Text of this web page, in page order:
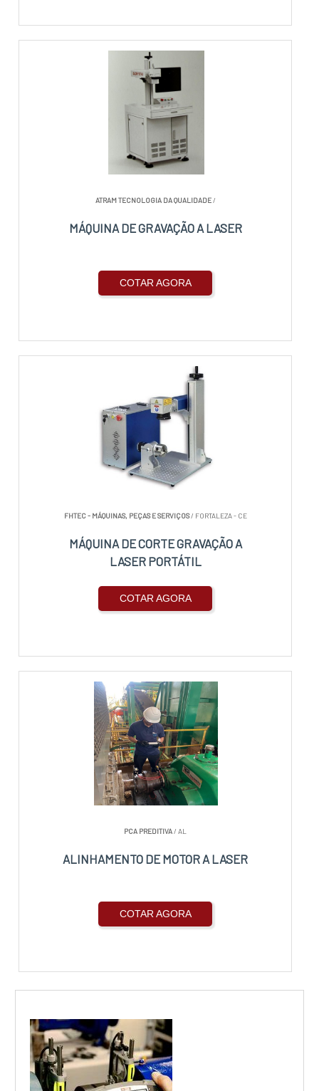
ATRAM TECNOLOGIA DA QUALIDADE/
MÁQUINA DE GRAVAÇÃO A LASER
COTAR AGORA
FHTEC - MÁQUINAS, PEÇAS E SERVIÇOS/ FORTALEZA - CE
MÁQUINA DE CORTE GRAVAÇÃO A
LASER PORTÁTIL
COTAR AGORA
PCA PREDITIVA/ AL
ALINHAMENTO DE MOTOR A LASER
COTAR AGORA